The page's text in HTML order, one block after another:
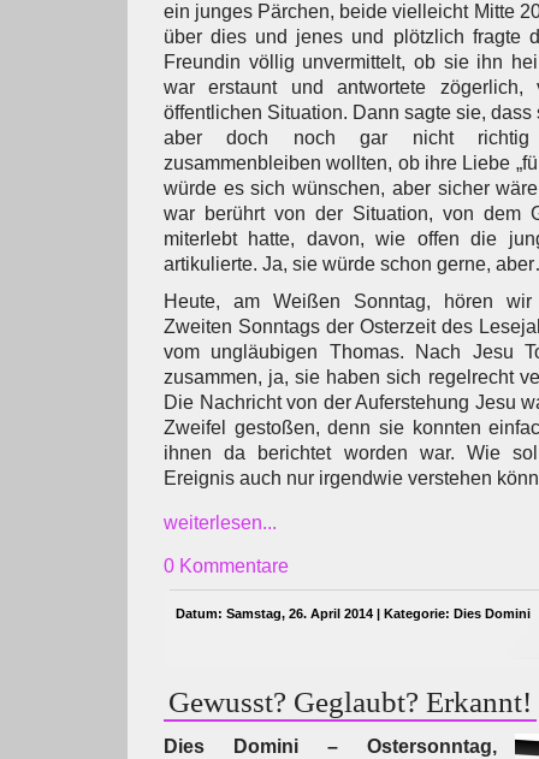
ein junges Pärchen, beide vielleicht Mitte
über dies und jenes und plötzlich fragte
Freundin völlig unvermittelt, ob sie ihn
war erstaunt und antwortete zögerlich,
öffentlichen Situation. Dann sagte sie,
aber doch noch gar nicht
zusammenbleiben wollten, ob ihre Liebe
würde es sich wünschen, aber sicher
war berührt von der Situation, von dem
miterlebt hatte, davon, wie offen die
artikulierte. Ja, sie würde schon gerne,
Heute, am Weißen Sonntag, hören
Zweiten Sonntags der Osterzeit des
vom ungläubigen Thomas. Nach Jesu
zusammen, ja, sie haben sich regelrecht
Die Nachricht von der Auferstehung Jesu
Zweifel gestoßen, denn sie konnten
ihnen da berichtet worden war. Wie
Ereignis auch nur irgendwie verstehen
weiterlesen...
0 Kommentare
Datum: Samstag, 26. April 2014 | Kategorie: Dies Domini
Gewusst? Geglaubt? Erkannt!
Dies Domini – Ostersonntag,